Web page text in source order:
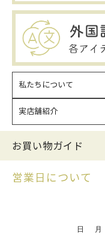
私たちについて
実店舗紹介
お買い物ガイド
営業日について
日 月